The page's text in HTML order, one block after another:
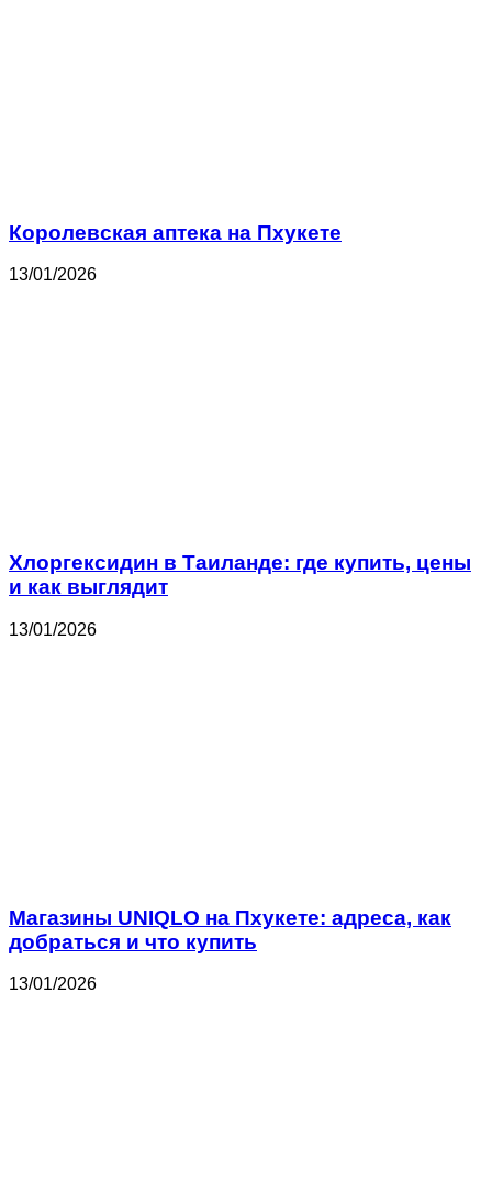
Королевская аптека на Пхукете
13/01/2026
Хлоргексидин в Таиланде: где купить, цены
и как выглядит
13/01/2026
Магазины UNIQLO на Пхукете: адреса, как
добраться и что купить
13/01/2026